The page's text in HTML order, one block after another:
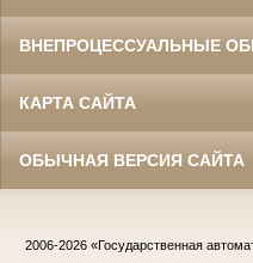
ВНЕПРОЦЕССУАЛЬНЫЕ
КАРТА САЙТА
ОБЫЧНАЯ ВЕРСИЯ САЙТА
2006-2026 «Государственная